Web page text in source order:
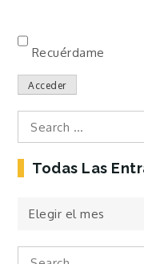
Recuérdame
Acceder
Search
for:
Todas Las
Todas
Entradas
Search